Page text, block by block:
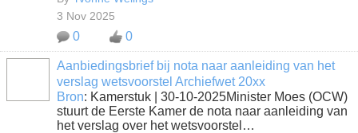
3 Nov 2025
0 0
Aanbiedingsbrief bij nota naar aanleiding van het
verslag wetsvoorstel Archiefwet 20xx
Bron: Kamerstuk | 30-10-2025Minister Moes (OCW)
stuurt de Eerste Kamer de nota naar aanleiding van
het verslag over het wetsvoorstel…